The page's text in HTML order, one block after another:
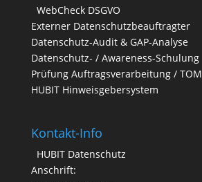
WebCheck DSGVO
Externer Datenschutzbeauftragter
Datenschutz-Audit & GAP-Analyse
Datenschutz- / Awareness-Schulung
Prüfung Auftragsverarbeitung / TOM
HUBIT Hinweisgebersystem
Kontakt-Info
HUBIT Datenschutz
Anschrift: